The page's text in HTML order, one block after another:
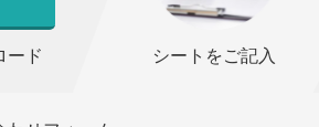
ード シートをご記入